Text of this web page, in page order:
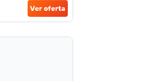
Ver oferta